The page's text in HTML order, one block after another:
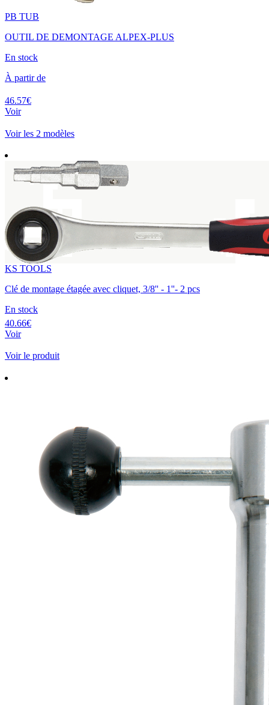
PB TUB
OUTIL DE DEMONTAGE ALPEX-PLUS
En stock
À partir de
46.57€
Voir
Voir les 2 modèles
KS TOOLS
Clé de montage étagée avec cliquet, 3/8'' - 1''- 2 pcs
En stock
40.66€
Voir
Voir le produit